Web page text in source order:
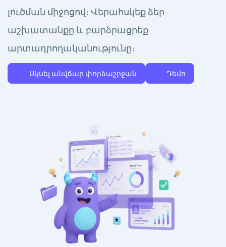
լուծման միջոցով։ Վերահսկեք ձեր
աշխատանքը և բարձրացրեք
արտադրողականությունը։
Սկսել անվճար փորձաշրջան Դեմո